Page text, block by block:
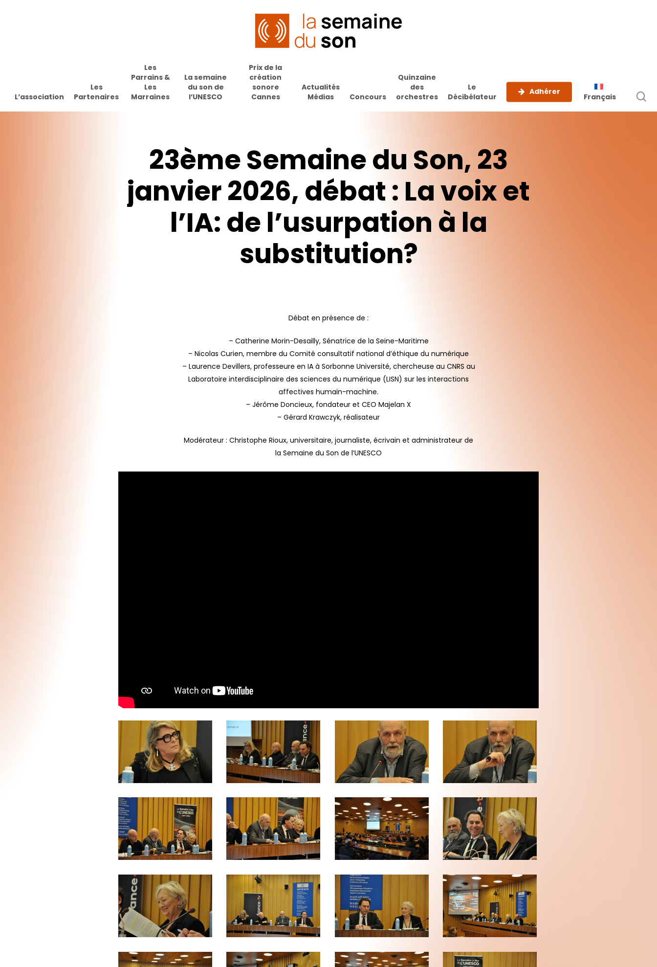
L’association
Les
Partenaires
Les
Parrains &
Les
Marraines
La semaine
du son de
l’UNESCO
Prix de la
création
sonore
Cannes
Actualités
Médias
Concours
Quinzaine
des
orchestres
Le
Décibélateur
Adhérer
Français
23èmeSemainedu Son, 23
janvier2026,débat: Lavoixet
l’IA:del’usurpation à la
substitution?
Débat en présence de :
– Catherine Morin-Desailly, Sénatrice de la Seine-Maritime
– Nicolas Curien, membre du Comité consultatif national d’éthique du numérique
– Laurence Devillers, professeure en IA à Sorbonne Université, chercheuse au CNRS au
Laboratoire interdisciplinaire des sciences du numérique (LISN) sur les interactions
affectives humain-machine.
– Jérôme Doncieux, fondateur et CEO Majelan X
– Gérard Krawczyk, réalisateur
Modérateur : Christophe Rioux, universitaire, journaliste, écrivain et administrateur de
la Semaine du Son de l’UNESCO
??? ??? ???
??? ??? ??? ???
??? ???
??? ??? ???